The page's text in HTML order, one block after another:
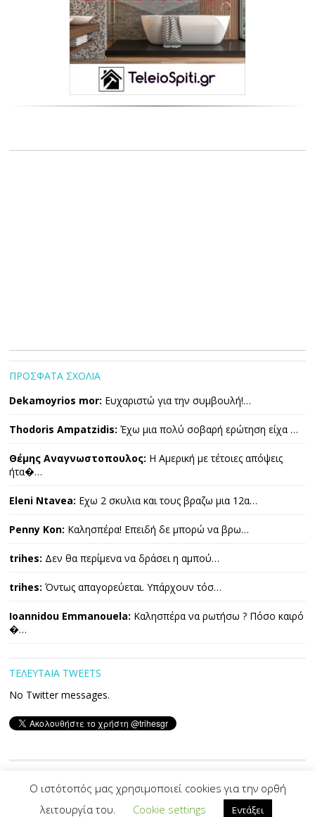
ΠΡΟΣΦΑΤΑ ΣΧΟΛΙΑ
Dekamoyrios mor: Ευχαριστώ για την συμβουλή!…
Thodoris Ampatzidis: Έχω μια πολύ σοβαρή ερώτηση είχα …
Θέμης Αναγνωστοπουλος: Η Αμερική με τέτοιες απόψεις
ήτα�…
Eleni Ntavea: Εχω 2 σκυλια και τους βραζω μια 12α…
Penny Kon: Καλησπέρα! Επειδή δε μπορώ να βρω…
trihes: Δεν θα περίμενα να δράσει η αμπού…
trihes: Όντως απαγορεύεται. Υπάρχουν τόσ…
Ioannidou Emmanouela: Καλησπέρα να ρωτήσω ? Πόσο καιρό
�…
ΤΕΛΕΥΤΑΙΑ TWEETS
No Twitter messages.
Copyright © 2026 ΤΡΙΧΕΣ. All Rights Reserved.
Designed by
Developed By -|PVS|-
Ο ιστότοπός μας χρησιμοποιεί cookies για την ορθή
λειτουργία του.
Cookie settings Εντάξει